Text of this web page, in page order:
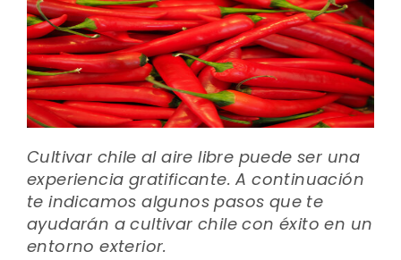
Cultivar chile al aire libre puede ser una
experiencia gratificante. A continuación
te indicamos algunos pasos que te
ayudarán a cultivar chile con éxito en un
entorno exterior.